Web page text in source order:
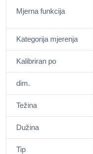
Mjerna funkcija
Kategorija mjerenja
Kalibriran po
dim.
Težina
Dužina
Tip